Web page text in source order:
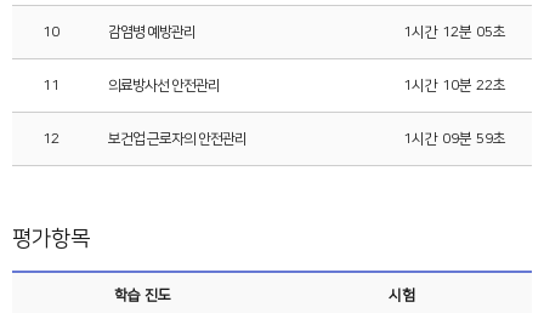
10 감염병 예방관리 1시간 12분 05초
11 의료방사선 안전관리 1시간 10분 22초
12 보건업 근로자의 안전관리 1시간 09분 59초
평가항목
학습 진도 시험